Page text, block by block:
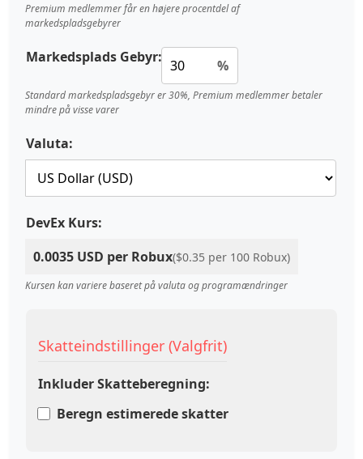
Premium medlemmer får en højere procentdel af
markedspladsgebyrer
Markedsplads Gebyr: %
Standard markedspladsgebyr er 30%, Premium medlemmer betaler
mindre på visse varer
Valuta:
DevEx Kurs:
0.0035 USD per Robux($0.35 per 100 Robux)
Kursen kan variere baseret på valuta og programændringer
Skatteindstillinger (Valgfrit)
Inkluder Skatteberegning:
Beregn estimerede skatter